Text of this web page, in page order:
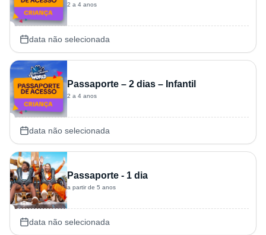
2 a 4 anos
data não selecionada
Passaporte – 2 dias – Infantil
2 a 4 anos
data não selecionada
Passaporte - 1 dia
a partir de 5 anos
data não selecionada